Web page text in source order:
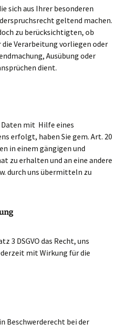
sich aus Ihrer besonderen
geltend machen.
zu berücksichtigten, ob
Verarbeitung vorliegen oder
Ausübung oder
dient.
mit Hilfe eines
erfolgt, haben Sie gem. Art. 20
in einem gängigen und
zu erhalten und an eine andere
durch uns übermitteln zu
3 DSGVO das Recht, uns
mit Wirkung für die
Beschwerderecht bei der